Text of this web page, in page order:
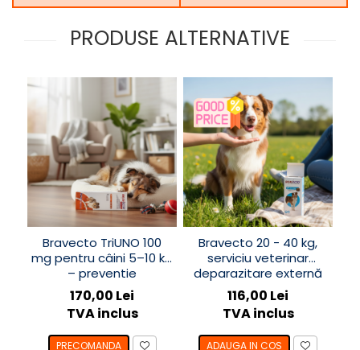
PRODUSE ALTERNATIVE
Bravecto TriUNO 100
mg pentru câini 5–10 kg
– preventie
antiparazitara interna
și externa, 3 tablete
masticabile
170,00 Lei
TVA inclus
PRECOMANDA
Bravecto 20 - 40 kg,
serviciu veterinar
deparazitare externă
pentru câini cu
greutatea între 20-40
kg
116,00 Lei
TVA inclus
ADAUGA IN COS